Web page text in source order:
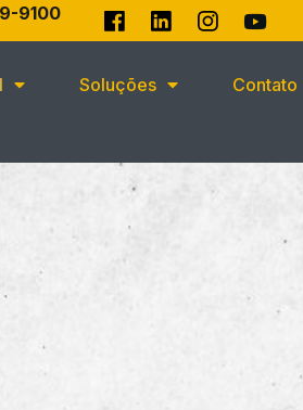
9100
Soluções Contato